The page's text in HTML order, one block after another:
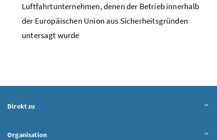
Luftfahrtunternehmen, denen der Betrieb innerhalb
der Europäischen Union aus Sicherheitsgründen
untersagt wurde
Direkt zu
Organisation